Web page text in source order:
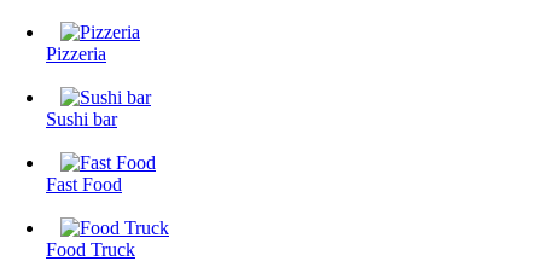
Pizzeria
Sushi bar
Fast Food
Food Truck